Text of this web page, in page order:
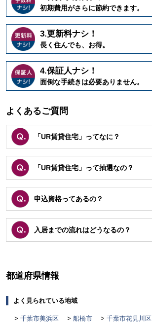
初期費用がさらに節約できます。
3.更新料ナシ！
長く住んでも、お得。
4.保証人ナシ！
面倒な手続きは必要ありません。
よくあるご質問
「UR賃貸住宅」ってなに？
「UR賃貸住宅」って抽選なの？
申込資格ってあるの？
入居までの流れはどうなるの？
都道府県情報
よく見られている地域
千葉市美浜区 船橋市 千葉市花見川区